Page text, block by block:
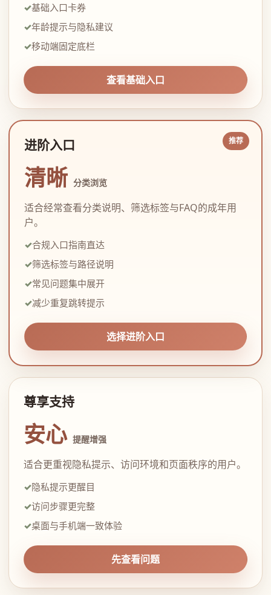
基础入口卡券
年龄提示与隐私建议
移动端固定底栏
查看基础入口
进阶入口
清晰 分类浏览
适合经常查看分类说明、筛选标签与FAQ的成年用
户。
合规入口指南直达
筛选标签与路径说明
常见问题集中展开
减少重复跳转提示
选择进阶入口
尊享支持
安心 提醒增强
适合更重视隐私提示、访问环境和页面秩序的用户。
隐私提示更醒目
访问步骤更完整
桌面与手机端一致体验
先查看问题